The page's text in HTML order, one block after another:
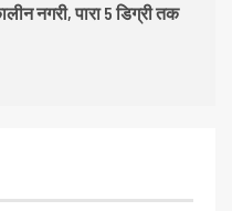
नगरी, पारा 5 डिग्री तक